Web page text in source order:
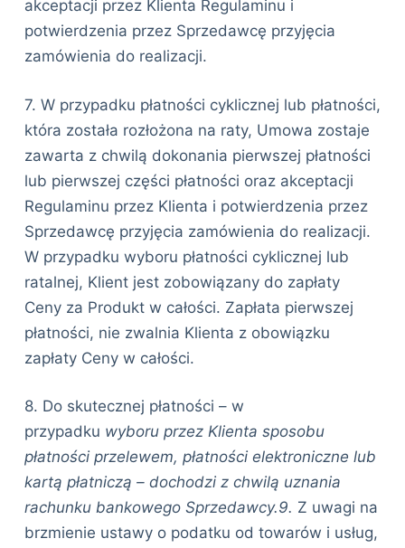
akceptacji przez Klienta Regulaminu i
potwierdzenia przez Sprzedawcę przyjęcia
zamówienia do realizacji.
7. W przypadku płatności cyklicznej lub płatności,
która została rozłożona na raty, Umowa zostaje
zawarta z chwilą dokonania pierwszej płatności
lub pierwszej części płatności oraz akceptacji
Regulaminu przez Klienta i potwierdzenia przez
Sprzedawcę przyjęcia zamówienia do realizacji.
W przypadku wyboru płatności cyklicznej lub
ratalnej, Klient jest zobowiązany do zapłaty
Ceny za Produkt w całości. Zapłata pierwszej
płatności, nie zwalnia Klienta z obowiązku
zapłaty Ceny w całości.
8. Do skutecznej płatności – w
przypadku wyboru przez Klienta sposobu
płatności przelewem, płatności elektroniczne lub
kartą płatniczą – dochodzi z chwilą uznania
rachunku bankowego Sprzedawcy.9. Z uwagi na
brzmienie ustawy o podatku od towarów i usług,